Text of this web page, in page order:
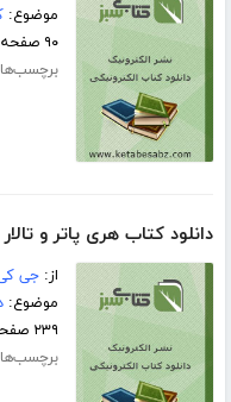
موضوع:
۹۰ صفحه
دانلود کتاب هری پاتر و تالار
از:جی
موضوع:
۲۳۹ صفحه